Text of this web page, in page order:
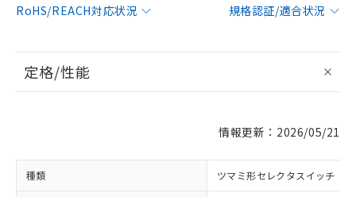
RoHS/REACH対応状況
規格認証/適合状況
定格/性能
情報更新：2026/05/21
種類 ツマミ形セレクタスイッチ